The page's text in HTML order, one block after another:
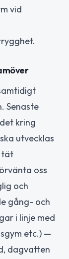
vid
Senaste
kring
utvecklas
tät
oss
och
gång- och
i linje med
etc.) —
dagvatten